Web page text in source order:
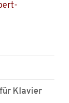
Klavier